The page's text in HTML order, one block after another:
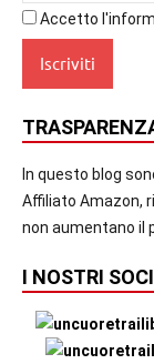
Accetto
In questo blog
Affiliato Amazon,
non aumentano il
I NOSTRI